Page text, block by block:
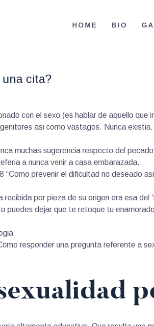
HOME BIO
cita?
con el sexo (es hablar de aquello que
asi­ como vastagos. Nunca
muchas sugerencia respecto del
a nunca venir a casa embarazada.
prevenir el dificultad no deseado
por pieza de su origen era esa del
puedes dejar que te retoque tu
responder una pregunta referente a